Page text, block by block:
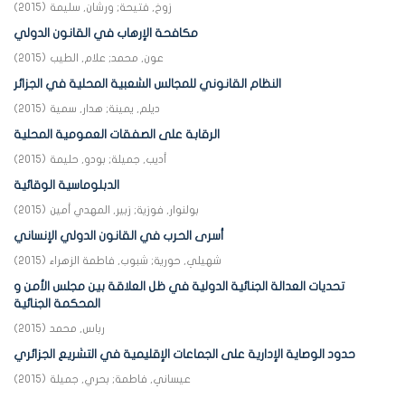
زوخ, فتيحة; ورشان, سليمة (
2015
)
مكافحة الإرهاب في القانون الدولي
عون, محمد; علام, الطيب (
2015
)
النظام القانوني للمجالس الشعبية المحلية في الجزائر
ديلم, يمينة; هدار, سمية (
2015
)
الرقابة على الصفقات العمومية المحلية
أديب, جميلة; بودو, حليمة (
2015
)
الدبلوماسية الوقائية
بولنوار, فوزية; زبير, المهدي أمين (
2015
)
أسرى الحرب في القانون الدولي الإنساني
شهيلي, حورية; شبوب, فاطمة الزهراء (
2015
)
تحديات العدالة الجنائية الدولية في ظل العلاقة بين مجلس الأمن و
المحكمة الجنائية
رباس, محمد (
2015
)
حدود الوصاية الإدارية على الجماعات الإقليمية في التشريع الجزائري
عيساني, فاطمة; بحري, جميلة (
2015
)